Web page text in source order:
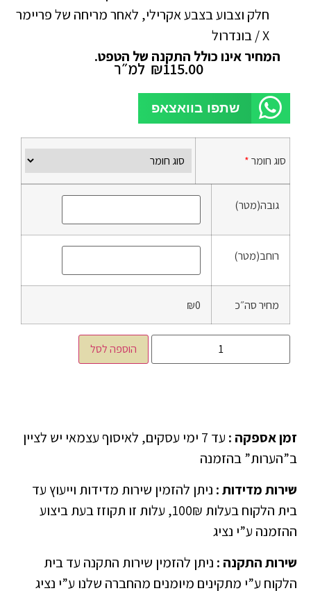
חלק וצבוע בצבע אקרילי, לאחר מריחה של פריימר
X / בונדרול
המחיר אינו כולל התקנה של הטפט.
₪115.00 למ״ר
שתפו בוואצאפ
סוג חומר*
גובה(מטר)
רוחב(מטר)
מחיר סה״כ ₪0
הוספה לסל
זמן אספקה :
עד 7 ימי עסקים, לאיסוף עצמאי יש לציין
ב”הערות” בהזמנה
שירות מדידות: ניתן להזמין שירות מדידות וייעוץ עד
בית הלקוח בעלות 100₪, עלות זו תקוזז בעת ביצוע
ההזמנה ע”י נציג
שירות התקנה : ניתן להזמין שירות התקנה עד בית
הלקוח ע”י מתקינים מיומנים מהחברה שלנו ע”י נציג